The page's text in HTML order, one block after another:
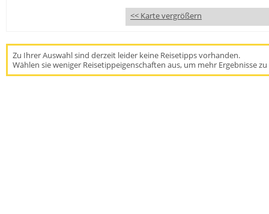
<< Karte vergrößern
Zu Ihrer Auswahl sind derzeit leider keine Reisetipps vorhanden.
Wählen sie weniger Reisetippeigenschaften aus, um mehr Ergebnisse